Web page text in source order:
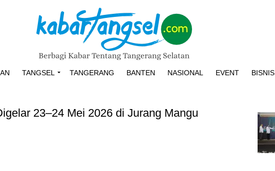
TANGSEL TANGERANG BANTEN NASIONAL EVENT BISNIS
23–24 Mei 2026 di Jurang Mangu